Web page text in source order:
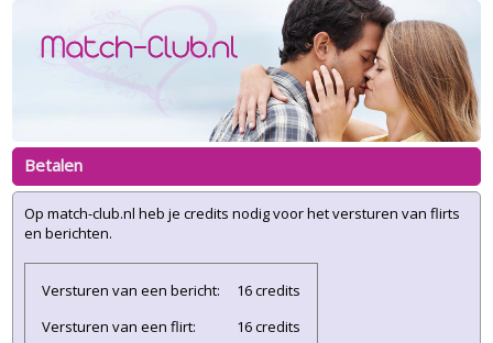
Betalen
Op match-club.nl heb je credits nodig voor het versturen van flirts
en berichten.
Versturen van een bericht:
16 credits
Versturen van een flirt:
16 credits